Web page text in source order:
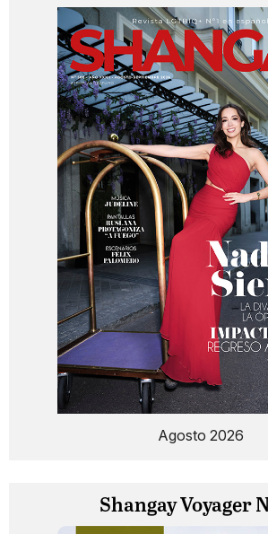
Agosto 2026
Shangay Voyager